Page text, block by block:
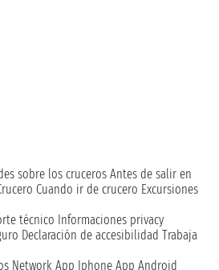
sobre los cruceros Antes de salir en
Cuando ir de crucero Excursiones
técnico Informaciones privacy
Declaración de accesibilidad Trabaja
Network App Iphone App Android